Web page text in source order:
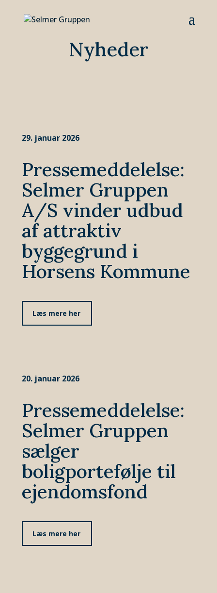
Nyheder
29. januar 2026
Pressemeddelelse:
Selmer Gruppen
A/S vinder udbud
af attraktiv
byggegrund i
Horsens Kommune
Læs mere her
20. januar 2026
Pressemeddelelse:
Selmer Gruppen
sælger
boligportefølje til
ejendomsfond
Læs mere her